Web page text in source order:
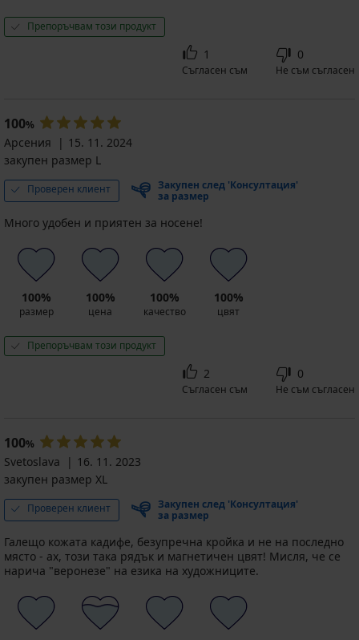
Препоръчвам този продукт
1
Съгласен съм
0
Не съм съгласен
100%
Арсения
15. 11. 2024
закупен размер L
Проверен клиент
Закупен след 'Консултация'
за размер
Много удобен и приятен за носене!
100%
размер
100%
цена
100%
качество
100%
цвят
Препоръчвам този продукт
2
Съгласен съм
0
Не съм съгласен
100%
Svetoslava
16. 11. 2023
закупен размер XL
Проверен клиент
Закупен след 'Консултация'
за размер
Галещо кожата кадифе, безупречна кройка и не на последно
място - ах, този така рядък и магнетичен цвят! Мисля, че се
нарича "веронезе" на езика на художниците.